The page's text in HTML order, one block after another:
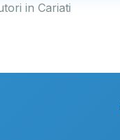
in Cariati